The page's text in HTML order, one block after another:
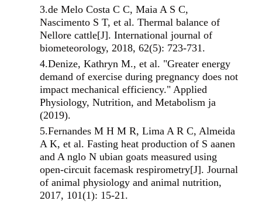
3.de Melo Costa C C, Maia A S C,
Nascimento S T, et al. Thermal balance of
Nellore cattle[J]. International journal of
biometeorology, 2018, 62(5): 723-731.
4.Denize, Kathryn M., et al. "Greater energy
demand of exercise during pregnancy does not
impact mechanical efficiency." Applied
Physiology, Nutrition, and Metabolism ja
(2019).
5.Fernandes M H M R, Lima A R C, Almeida
A K, et al. Fasting heat production of S aanen
and A nglo N ubian goats measured using
open‐circuit facemask respirometry[J]. Journal
of animal physiology and animal nutrition,
2017, 101(1): 15-21.